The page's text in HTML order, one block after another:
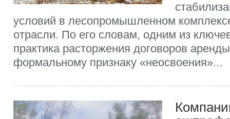
условий в лесопромышленном
отрасли. По его словам, одним из
практика расторжения договоров
формальному признаку «неосвоения»...